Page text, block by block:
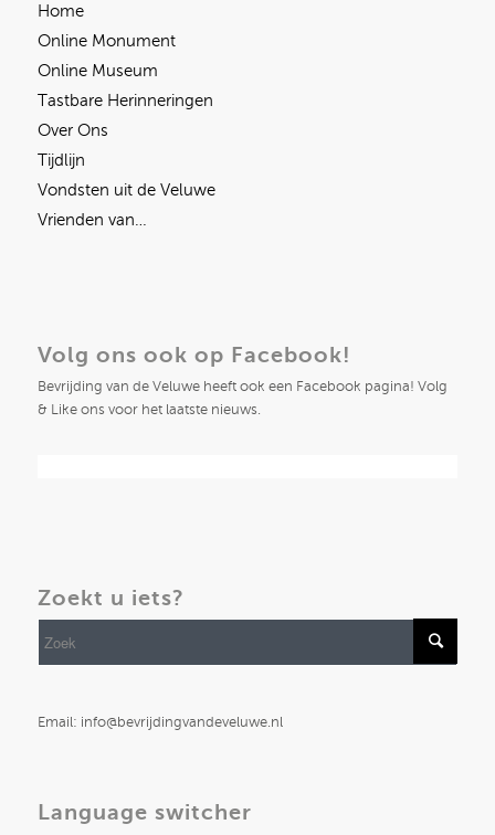
Home
Online Monument
Online Museum
Tastbare Herinneringen
Over Ons
Tijdlijn
Vondsten uit de Veluwe
Vrienden van…
Volg ons ook op Facebook!
Bevrijding van de Veluwe heeft ook een Facebook pagina! Volg
& Like ons voor het laatste nieuws.
Zoekt u iets?
Email: info@bevrijdingvandeveluwe.nl
Language switcher